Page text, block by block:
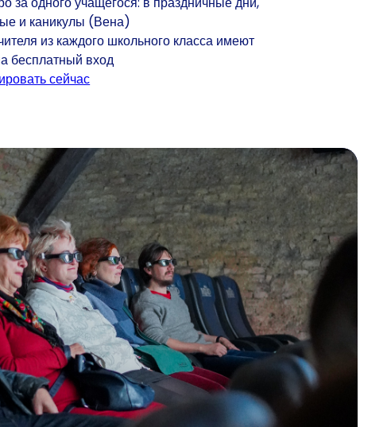
и каникулы (Вена)
из каждого школьного класса имеют
бесплатный вход
сейчас